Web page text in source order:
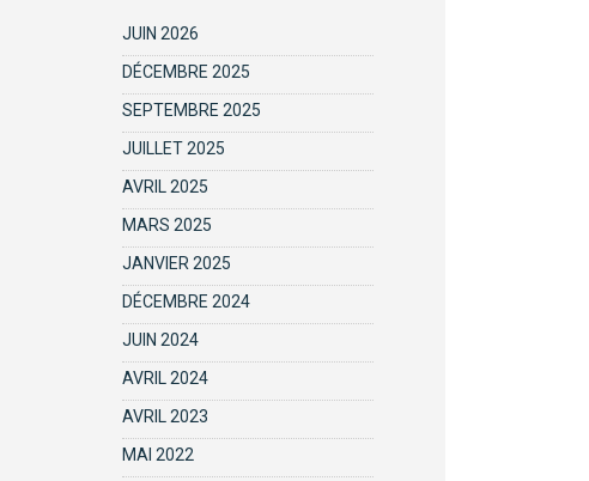
JUIN 2026
DÉCEMBRE 2025
SEPTEMBRE 2025
JUILLET 2025
AVRIL 2025
MARS 2025
JANVIER 2025
DÉCEMBRE 2024
JUIN 2024
AVRIL 2024
AVRIL 2023
MAI 2022